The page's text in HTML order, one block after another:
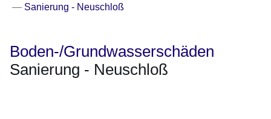
Sanierung - Neuschloß
Boden-/Grundwasserschäden
Sanierung - Neuschloß